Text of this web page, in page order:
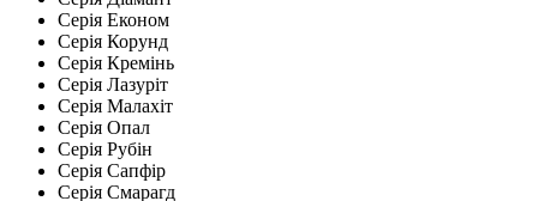
Серія Економ
Серія Корунд
Серія Кремінь
Серія Лазуріт
Серія Малахіт
Серія Опал
Серія Рубін
Серія Сапфір
Серія Смарагд